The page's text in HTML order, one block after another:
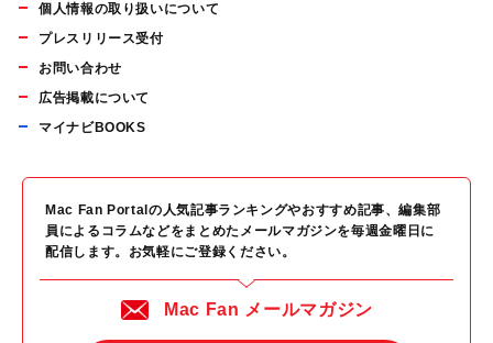
個人情報の取り扱いについて
プレスリリース受付
お問い合わせ
広告掲載について
マイナビBOOKS
Mac Fan Portalの人気記事ランキングやおすすめ記事、編集部
員によるコラムなどをまとめたメールマガジンを毎週金曜日に
配信します。お気軽にご登録ください。
Mac Fan メールマガジン